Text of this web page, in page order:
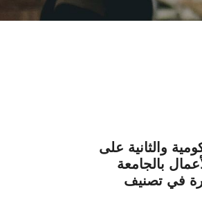
والثانية على
بالجامعة